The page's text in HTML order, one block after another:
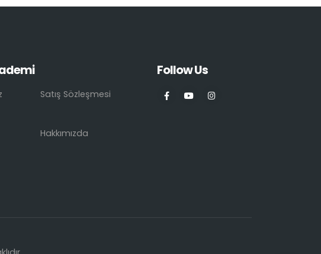
Satış Sözleşmesi
Hakkımızda
Follow Us